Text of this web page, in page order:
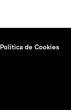
Politica de Cookies